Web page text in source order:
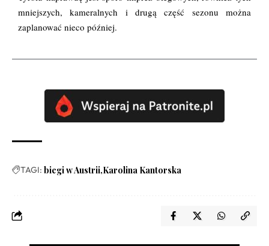
mniejszych, kameralnych i drugą część sezonu można
zaplanować nieco później.
TAGI: biegi w Austrii Karolina Kantorska